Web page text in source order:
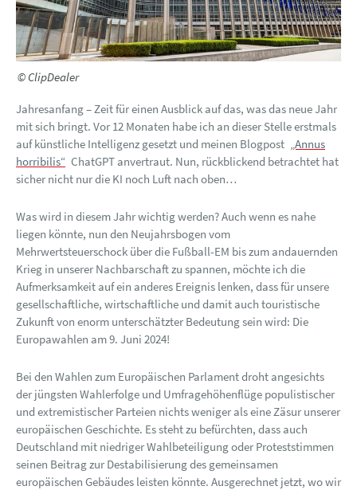
© ClipDealer
Jahresanfang – Zeit für einen Ausblick auf das, was das neue Jahr
mit sich bringt. Vor 12 Monaten habe ich an dieser Stelle erstmals
auf künstliche Intelligenz gesetzt und meinen Blogpost
„Annus
horribilis“ ChatGPT anvertraut. Nun, rückblickend betrachtet hat
sicher nicht nur die KI noch Luft nach oben…
Was wird in diesem Jahr wichtig werden? Auch wenn es nahe
liegen könnte, nun den Neujahrsbogen vom
Mehrwertsteuerschock über die Fußball-EM bis zum andauernden
Krieg in unserer Nachbarschaft zu spannen, möchte ich die
Aufmerksamkeit auf ein anderes Ereignis lenken, dass für unsere
gesellschaftliche, wirtschaftliche und damit auch touristische
Zukunft von enorm unterschätzter Bedeutung sein wird: Die
Europawahlen am 9. Juni 2024!
Bei den Wahlen zum Europäischen Parlament droht angesichts
der jüngsten Wahlerfolge und Umfragehöhenflüge populistischer
und extremistischer Parteien nichts weniger als eine Zäsur unserer
europäischen Geschichte. Es steht zu befürchten, dass auch
Deutschland mit niedriger Wahlbeteiligung oder Proteststimmen
seinen Beitrag zur Destabilisierung des gemeinsamen
europäischen Gebäudes leisten könnte. Ausgerechnet jetzt, wo wir